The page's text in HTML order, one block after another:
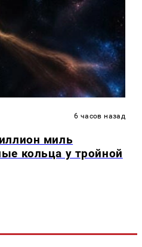
6 часов назад
миль
кольца у тройной